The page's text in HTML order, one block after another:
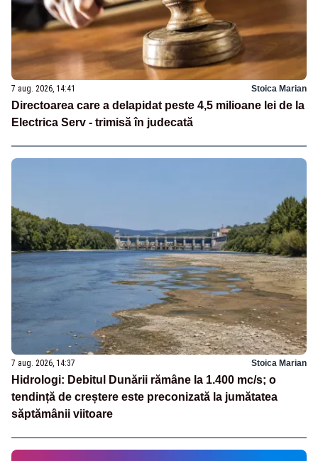
7 aug. 2026, 14:41 Stoica Marian
Directoarea care a delapidat peste 4,5 milioane lei de la
Electrica Serv - trimisă în judecată
7 aug. 2026, 14:37 Stoica Marian
Hidrologi: Debitul Dunării rămâne la 1.400 mc/s; o
tendință de creștere este preconizată la jumătatea
săptămânii viitoare